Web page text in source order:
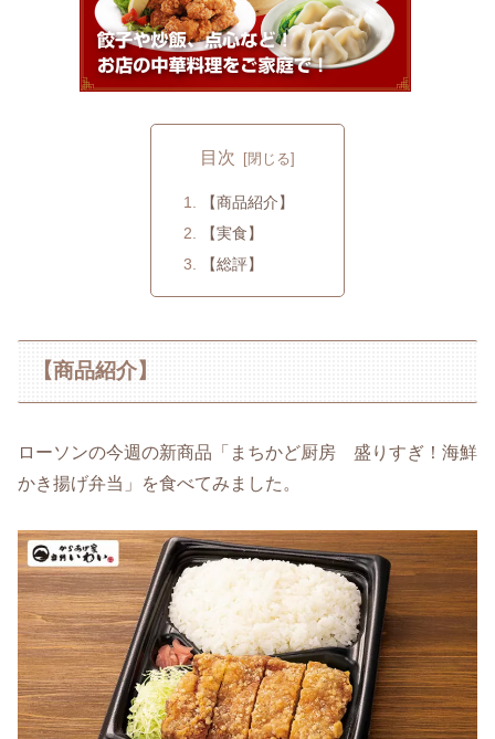
目次
【商品紹介】
【実食】
【総評】
【商品紹介】
ローソンの今週の新商品「まちかど厨房 盛りすぎ！海鮮
かき揚げ弁当」を食べてみました。